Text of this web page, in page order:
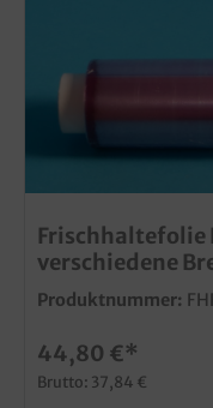
Frischhaltefolie
verschiedene
Produktnummer:
44,80 €*
Brutto: 37,84 €